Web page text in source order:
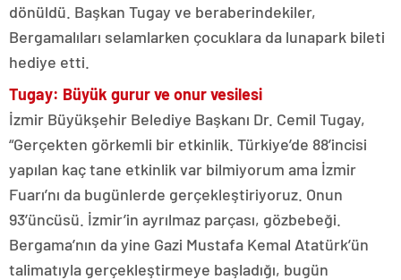
dönüldü. Başkan Tugay ve beraberindekiler,
Bergamalıları selamlarken çocuklara da lunapark bileti
hediye etti.
Tugay: Büyük gurur ve onur vesilesi
İzmir Büyükşehir Belediye Başkanı Dr. Cemil Tugay,
“Gerçekten görkemli bir etkinlik. Türkiye’de 88’incisi
yapılan kaç tane etkinlik var bilmiyorum ama İzmir
Fuarı’nı da bugünlerde gerçekleştiriyoruz. Onun
93’üncüsü. İzmir’in ayrılmaz parçası, gözbebeği.
Bergama’nın da yine Gazi Mustafa Kemal Atatürk’ün
talimatıyla gerçekleştirmeye başladığı, bugün